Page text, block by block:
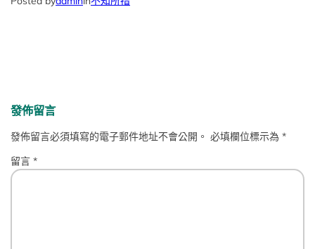
發佈留言
發佈留言必須填寫的電子郵件地址不會公開。 必填欄位標示為*
留言*